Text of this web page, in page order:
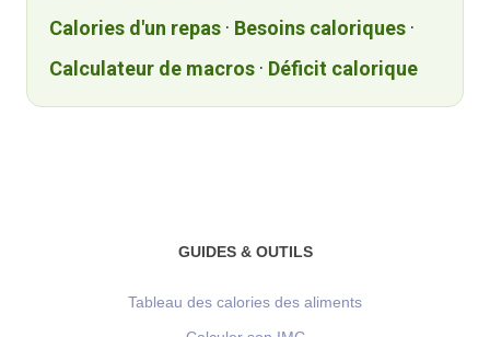
Calories d'un repas · Besoins caloriques ·
Calculateur de macros · Déficit calorique
GUIDES & OUTILS
Tableau des calories des aliments